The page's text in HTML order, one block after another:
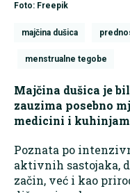
Foto: Freepik
majčina dušica
menstrualne tegobe
Majčina dušica je
zauzima posebno
medicini i
Poznata po
aktivnih sastojaka,
začin, već i kao